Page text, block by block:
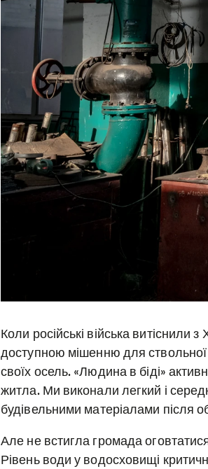
Коли російські війська
доступною мішенню для
своїх осель. «Людина в біді»
житла. Ми виконали легкий і
будівельними матеріалами після
Але не встигла громада
Рівень води у водосховищі